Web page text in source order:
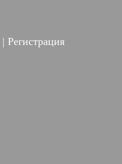
| Регистрация